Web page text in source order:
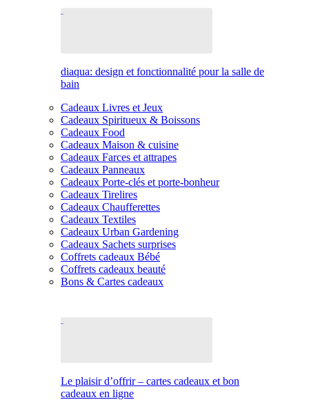
diaqua: design et fonctionnalité pour la salle de
bain
Cadeaux Livres et Jeux
Cadeaux Spiritueux & Boissons
Cadeaux Food
Cadeaux Maison & cuisine
Cadeaux Farces et attrapes
Cadeaux Panneaux
Cadeaux Porte-clés et porte-bonheur
Cadeaux Tirelires
Cadeaux Chaufferettes
Cadeaux Textiles
Cadeaux Urban Gardening
Cadeaux Sachets surprises
Coffrets cadeaux Bébé
Coffrets cadeaux beauté
Bons & Cartes cadeaux
Le plaisir d’offrir – cartes cadeaux et bon
cadeaux en ligne